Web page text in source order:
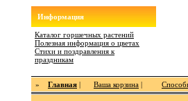
Информация
Каталог горшечных растений
Полезная информация о цветах
Стихи и поздравления к
праздникам
» Главная | Ваша корзина |